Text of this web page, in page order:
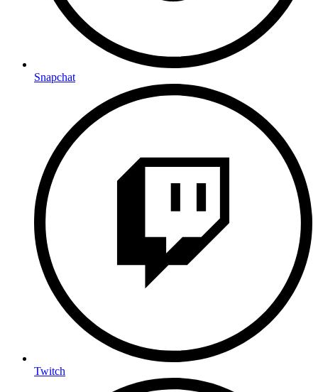
Snapchat
Twitch